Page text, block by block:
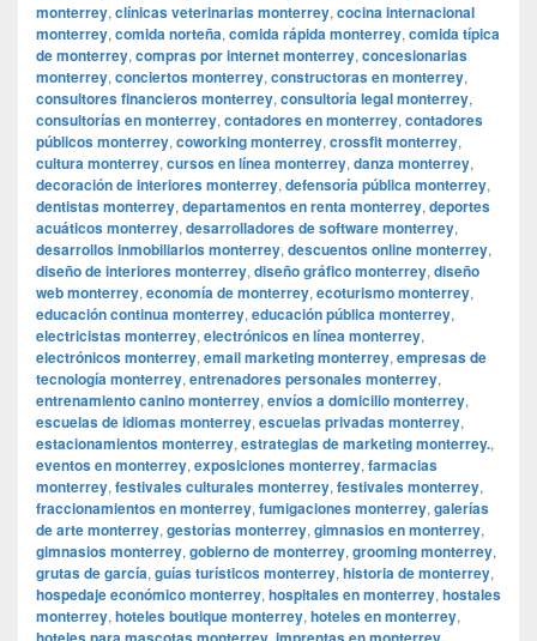
monterrey, clínicas veterinarias monterrey, cocina internacional
monterrey, comida norteña, comida rápida monterrey, comida típica
de monterrey, compras por internet monterrey, concesionarias
monterrey, conciertos monterrey, constructoras en monterrey,
consultores financieros monterrey, consultoría legal monterrey,
consultorías en monterrey, contadores en monterrey, contadores
públicos monterrey, coworking monterrey, crossfit monterrey,
cultura monterrey, cursos en línea monterrey, danza monterrey,
decoración de interiores monterrey, defensoría pública monterrey,
dentistas monterrey, departamentos en renta monterrey, deportes
acuáticos monterrey, desarrolladores de software monterrey,
desarrollos inmobiliarios monterrey, descuentos online monterrey,
diseño de interiores monterrey, diseño gráfico monterrey, diseño
web monterrey, economía de monterrey, ecoturismo monterrey,
educación continua monterrey, educación pública monterrey,
electricistas monterrey, electrónicos en línea monterrey,
electrónicos monterrey, email marketing monterrey, empresas de
tecnología monterrey, entrenadores personales monterrey,
entrenamiento canino monterrey, envíos a domicilio monterrey,
escuelas de idiomas monterrey, escuelas privadas monterrey,
estacionamientos monterrey, estrategias de marketing monterrey.,
eventos en monterrey, exposiciones monterrey, farmacias
monterrey, festivales culturales monterrey, festivales monterrey,
fraccionamientos en monterrey, fumigaciones monterrey, galerías
de arte monterrey, gestorías monterrey, gimnasios en monterrey,
gimnasios monterrey, gobierno de monterrey, grooming monterrey,
grutas de garcía, guías turísticos monterrey, historia de monterrey,
hospedaje económico monterrey, hospitales en monterrey, hostales
monterrey, hoteles boutique monterrey, hoteles en monterrey,
, ,